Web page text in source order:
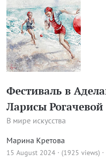
Фестиваль в
Ларисы Рогачевой
В мире искусства
Марина Кретова
15 August 2024 · (1925 views)